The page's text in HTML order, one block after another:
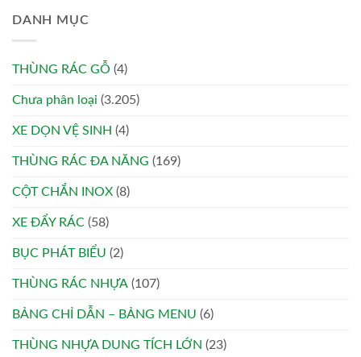
DANH MỤC
THÙNG RÁC GỖ (4)
Chưa phân loại (3.205)
XE DỌN VỆ SINH (4)
THÙNG RÁC ĐA NĂNG (169)
CỘT CHẮN INOX (8)
XE ĐẨY RÁC (58)
BỤC PHÁT BIỂU (2)
THÙNG RÁC NHỰA (107)
BẢNG CHỈ DẪN – BẢNG MENU (6)
THÙNG NHỰA DUNG TÍCH LỚN (23)